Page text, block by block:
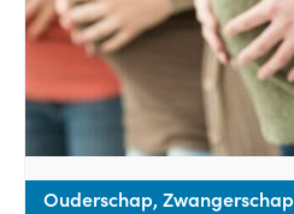
Ouderschap, Zwangerschap